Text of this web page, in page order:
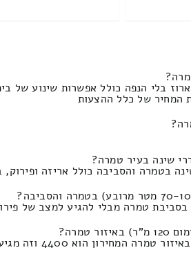
בלי הנפה כולל אפשרות שינוע
שינה בעיר טמרה?
כולל אריזה ופירוק, בחירת שינוע של
מבלי להגיע למצב של פירוק ואריזה
וזה מגיע עד 1900 שקלים חדשים.